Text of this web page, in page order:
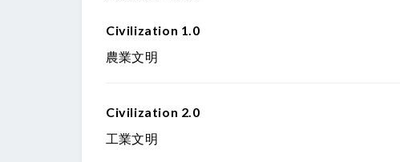
Civilization 1.0
農業文明
Civilization 2.0
工業文明